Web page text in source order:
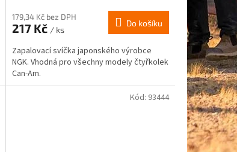
179,34 Kč bez DPH
217 Kč / ks
Do košíku
Zapalovací svíčka japonského výrobce
NGK. Vhodná pro všechny modely čtyřkolek
Can-Am.
Kód: 93444